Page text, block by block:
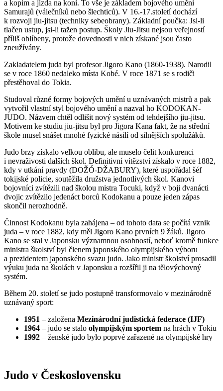
a kopím a jízda na koni. To vše je základem bojového umění
Samurajů (válečníků nebo šlechticů). V 16.-17.století dochází
k rozvoji jiu-jitsu (techniky sebeobrany). Základní poučka: Jsi-li
tlačen ustup, jsi-li tažen postup. Školy Jiu-Jitsu nejsou veřejností
příliš oblíbeny, protože dovednosti v nich získané jsou často
zneužívány.
Zakladatelem juda byl profesor Jigoro Kano (1860-1938). Narodil
se v roce 1860 nedaleko místa Kobé. V roce 1871 se s rodiči
přestěhoval do Tokia.
Studoval různé formy bojových umění u uznávaných mistrů a pak
vytvořil vlastní styl bojového umění a nazval ho KODOKAN-
JUDO. Názvem chtěl odlišit nový systém od tehdejšího jiu-jitsu.
Motivem ke studiu jiu-jitsu byl pro Jigora Kana fakt, že na střední
škole musel snášet mnohé fyzické násilí od silnějších spolužáků.
Judo brzy získalo velkou oblibu, ale muselo čelit konkurenci
i nevraživosti dalších škol. Definitivní vítězství získalo v roce 1882,
kdy v utkání pravdy (DOŽÓ-DŽABURY), které uspořádal šéf
tokijské policie, soutěžila družstva jednotlivých škol. Kanovi
bojovníci zvítězili nad školou mistra Tocuki, když v boji dvanácti
dvojic zvítězilo jedenáct borců Kodokanu a pouze jeden zápas
skončil nerozhodně.
Činnost Kodokanu byla zahájena – od tohoto data se počítá vznik
juda – v roce 1882, kdy měl Jigoro Kano prvních 9 žáků. Jigoro
Kano se stal v Japonsku významnou osobností, neboť kromě funkce
ministra školství byl členem japonského olympijského výboru
a prezidentem japonského svazu judo. Jako ministr školství prosadil
výuku juda na školách v Japonsku a rozšířil ji na tělovýchovný
systém.
Během 20. století se judo postupně transformovalo v mezinárodně
uznávaný sport:
1951 – založena Mezinárodní judistická federace (IJF)
1964 – judo se stalo olympijským sportem na hrách v Tokiu
1992 – ženské judo bylo poprvé zařazené na olympijské hry
Judo v Československu